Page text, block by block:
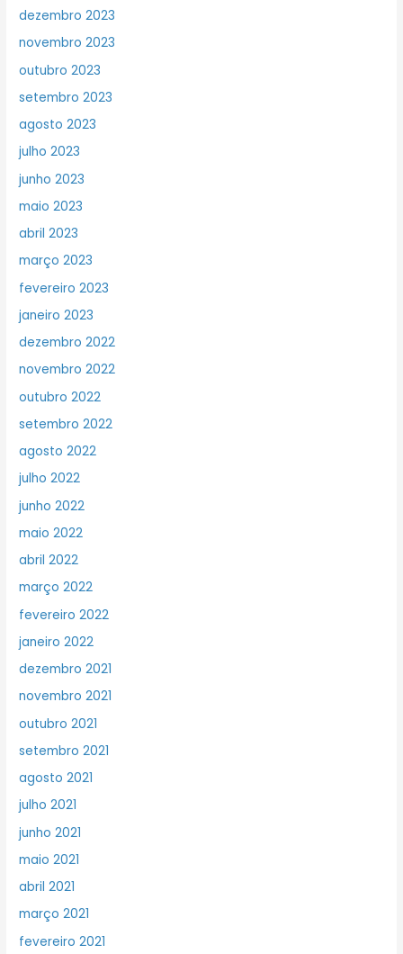
dezembro 2023
novembro 2023
outubro 2023
setembro 2023
agosto 2023
julho 2023
junho 2023
maio 2023
abril 2023
março 2023
fevereiro 2023
janeiro 2023
dezembro 2022
novembro 2022
outubro 2022
setembro 2022
agosto 2022
julho 2022
junho 2022
maio 2022
abril 2022
março 2022
fevereiro 2022
janeiro 2022
dezembro 2021
novembro 2021
outubro 2021
setembro 2021
agosto 2021
julho 2021
junho 2021
maio 2021
abril 2021
março 2021
fevereiro 2021